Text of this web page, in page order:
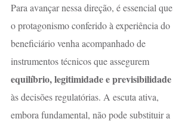
Para avançar nessa direção, é essencial que
o protagonismo conferido à experiência do
beneficiário venha acompanhado de
instrumentos técnicos que assegurem
equilíbrio, legitimidade e previsibilidade
às decisões regulatórias. A escuta ativa,
embora fundamental, não pode substituir a